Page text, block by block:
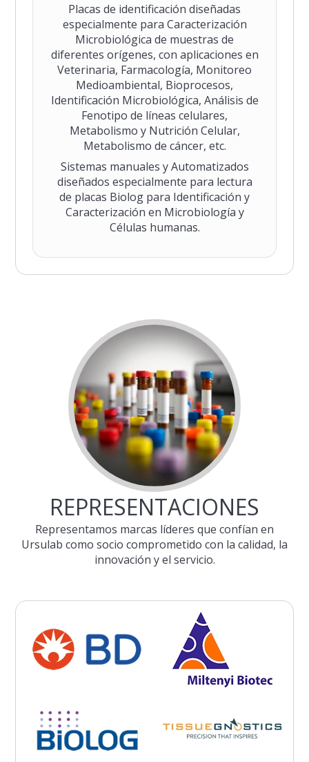
Placas de identificación diseñadas
especialmente para Caracterización
Microbiológica de muestras de
diferentes orígenes, con aplicaciones en
Veterinaria, Farmacología, Monitoreo
Medioambiental, Bioprocesos,
Identificación Microbiológica, Análisis de
Fenotipo de líneas celulares,
Metabolismo y Nutrición Celular,
Metabolismo de cáncer, etc.
Sistemas manuales y Automatizados
diseñados especialmente para lectura
de placas Biolog para Identificación y
Caracterización en Microbiología y
Células humanas.
REPRESENTACIONES
Representamos marcas líderes que confían en
Ursulab como socio comprometido con la calidad, la
innovación y el servicio.